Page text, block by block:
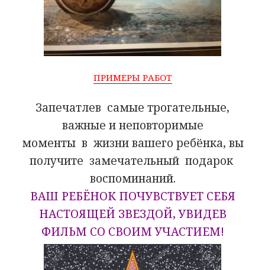
ПРИМЕРЫ РАБОТ
Запечатлев самые трогательные,
важные и неповторимые
моменты в жизни вашего ребёнка, вы
получите замечательный подарок
воспоминаний.
ВАШ РЕБЁНОК ПОЧУВСТВУЕТ СЕБЯ
НАСТОЯЩЕЙ ЗВЕЗДОЙ, УВИДЕВ
ФИЛЬМ СО СВОИМ УЧАСТИЕМ!